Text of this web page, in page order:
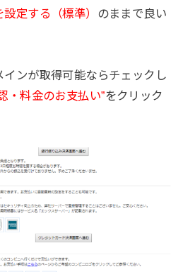
定する（標準） のままで良い
ンが取得可能ならチェックし
・料金のお支払い”をクリック